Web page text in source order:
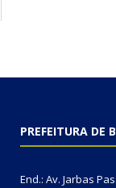
PREFEITURA DE
End.: Av. Jarbas